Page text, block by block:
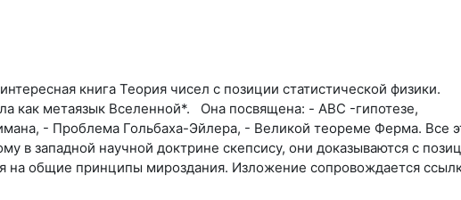
книга Теория чисел с позиции статистической физики.
как метаязык Вселенной*. Она посвящена: - ABC -гипотезе,
- Проблема Гольбаха-Эйлера, - Великой теореме Ферма. Все
в западной научной доктрине скепсису, они доказываются с
на общие принципы мироздания. Изложение сопровождается